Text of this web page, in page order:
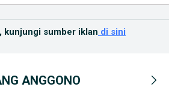
kunjungi sumber iklan di sini
ANGGONO